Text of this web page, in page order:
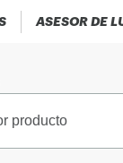
ASESOR DE